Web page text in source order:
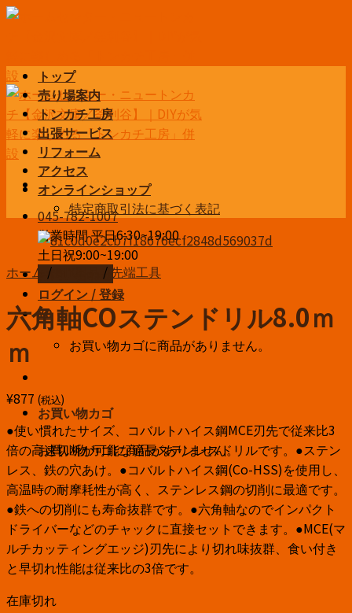
Skip
045-782-1007
営業時間 平日6:30~19:00
土日祝9:00~19:00
お問い合わせ
ログイン / 登録
¥0
お買い物カゴに商品がありません。
お買い物カゴ
お買い物カゴに商品がありません。
トップ
売り場案内
トンカチ工房
出張サービス
リフォーム
アクセス
オンラインショップ
特定商取引法に基づく表記
ホーム / / 先端工具
六角軸COステンドリル8.0ｍ
ｍ
¥877 (税込)
●使い慣れたサイズ、コバルトハイス鋼MCE刃先で従来比3
倍の高速切断が可能な適長ステンレスドリルです。●ステン
レス、鉄の穴あけ。●コバルトハイス鋼(Co-HSS)を使用し、
高温時の耐摩耗性が高く、ステンレス鋼の切削に最適です。
●鉄への切削にも寿命抜群です。●六角軸なのでインパクト
ドライバーなどのチャックに直接セットできます。●MCE(マ
ルチカッティングエッジ)刃先により切れ味抜群、食い付き
と早切れ性能は従来比の3倍です。
在庫切れ